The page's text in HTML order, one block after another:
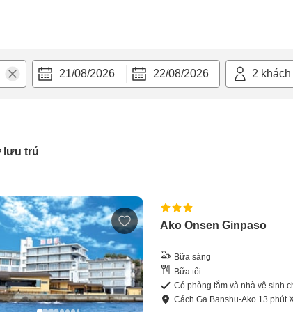
21/08/2026 22/08/2026 2
lưu trú
Ako Onsen Ginpaso
Bữa sáng
Bữa tối
Có phòng tắm và nhà vệ sinh
CáchGa Banshu-Ako 13 phút